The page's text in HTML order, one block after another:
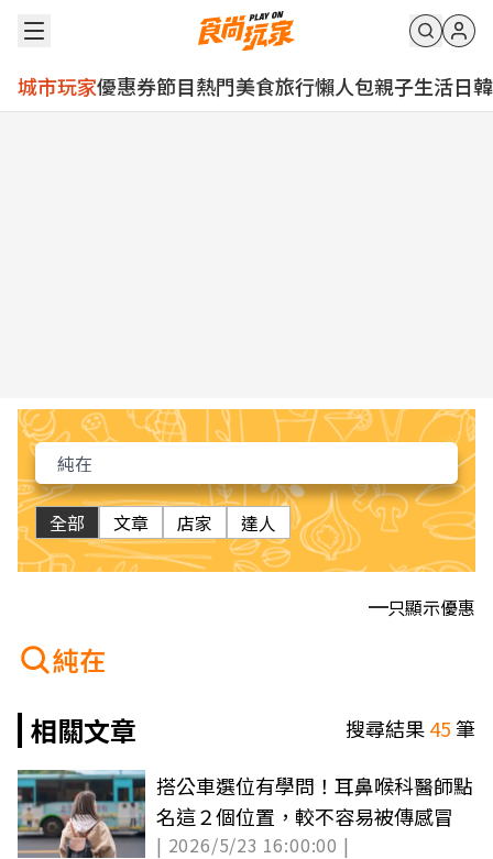
城市玩家優惠券節目熱門美食旅行懶人包親子生活日韓
全部 文章 店家 達人
只顯示優惠
純在
相關文章
搜尋結果45筆
搭公車選位有學問！耳鼻喉科醫師點
名這２個位置，較不容易被傳感冒
| 2026/5/23 16:00:00 |